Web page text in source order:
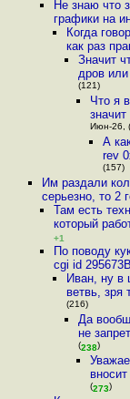
Не знаю что
графики на
Когда
как раз
Значит
дров
(121)
Что я
Июн-26,
А
rev
(157)
Им раздали
серьезно, то 2
Там есть
который
+1
По поводу
cgi id 295673В
Иван, ну в
ветвь, зря
(216)
Да
не
(238)
(273)